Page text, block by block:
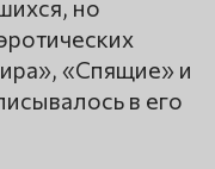
но
«Спящие» и
в его